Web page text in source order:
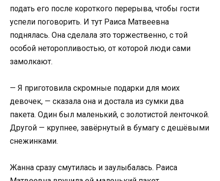
подать его после короткого перерыва, чтобы гости
успели поговорить. И тут Раиса Матвеевна
поднялась. Она сделала это торжественно, с той
особой неторопливостью, от которой люди сами
замолкают.
— Я приготовила скромные подарки для моих
девочек, — сказала она и достала из сумки два
пакета. Один был маленький, с золотистой ленточкой.
Другой — крупнее, завёрнутый в бумагу с дешёвыми
снежинками.
Жанна сразу смутилась и заулыбалась. Раиса